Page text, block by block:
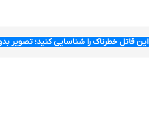
این قاتل خطرناک را شناسایی کنید؛